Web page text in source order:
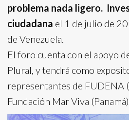
problema nada ligero.
ciudadana el 1 de julio de
de Venezuela.
El foro cuenta con el apoyo
Plural, y tendrá como
representantes de FUDENA
Fundación Mar Viva